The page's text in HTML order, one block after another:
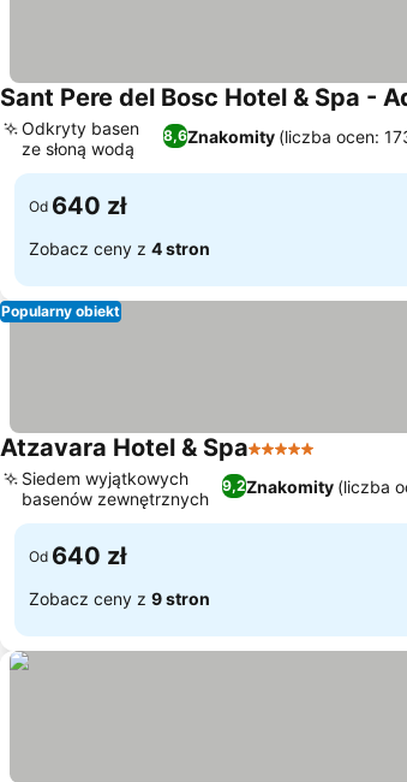
Sant Pere del Bosc Hotel & Spa -
8,6Znakomity (liczba ocen:
Odkryty basen
ze słoną wodą
Od 640 zł
Zobacz ceny z 4 stron
Popularny obiekt
Atzavara Hotel & Spa5 Kategoria
9,2Znakomity (liczba
Siedem wyjątkowych
basenów zewnętrznych
Od 640 zł
Zobacz ceny z 9 stron